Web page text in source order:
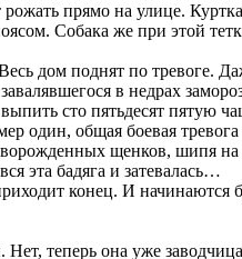
рожать прямо на улице.
Собака же при этой
дом поднят по тревоге.
в недрах
сто пятьдесят пятую
один, общая боевая
щенков, шипя
эта бадяга и затевалась…
конец. И начинаются
теперь она уже